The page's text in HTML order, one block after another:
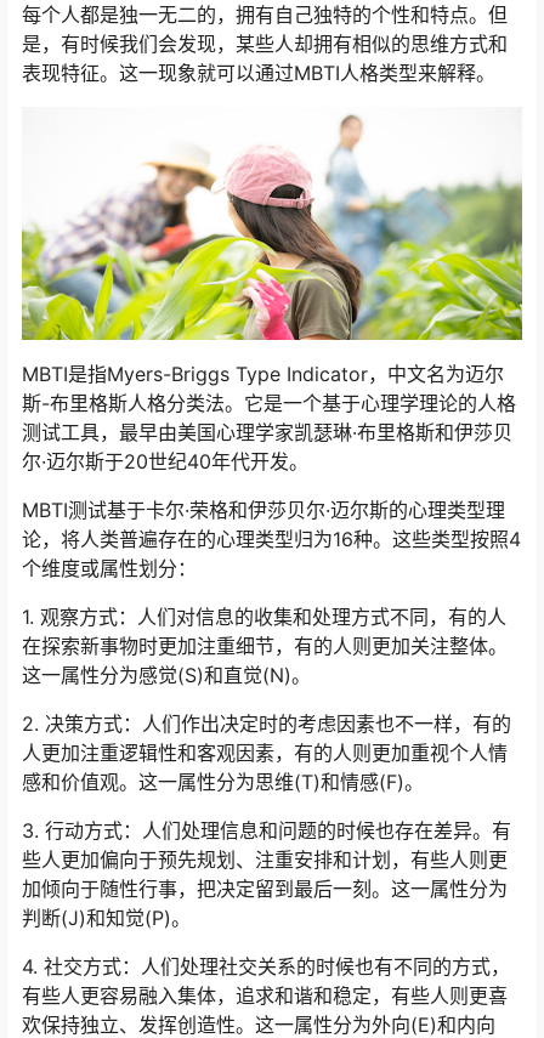
每个人都是独一无二的，拥有自己独特的个性和特点。但
是，有时候我们会发现，某些人却拥有相似的思维方式和
表现特征。这一现象就可以通过MBTI人格类型来解释。
MBTI是指Myers-Briggs Type Indicator，中文名为迈尔
斯-布里格斯人格分类法。它是一个基于心理学理论的人格
测试工具，最早由美国心理学家凯瑟琳·布里格斯和伊莎贝
尔·迈尔斯于20世纪40年代开发。
MBTI测试基于卡尔·荣格和伊莎贝尔·迈尔斯的心理类型理
论，将人类普遍存在的心理类型归为16种。这些类型按照4
个维度或属性划分：
1. 观察方式：人们对信息的收集和处理方式不同，有的人
在探索新事物时更加注重细节，有的人则更加关注整体。
这一属性分为感觉(S)和直觉(N)。
2. 决策方式：人们作出决定时的考虑因素也不一样，有的
人更加注重逻辑性和客观因素，有的人则更加重视个人情
感和价值观。这一属性分为思维(T)和情感(F)。
3. 行动方式：人们处理信息和问题的时候也存在差异。有
些人更加偏向于预先规划、注重安排和计划，有些人则更
加倾向于随性行事，把决定留到最后一刻。这一属性分为
判断(J)和知觉(P)。
4. 社交方式：人们处理社交关系的时候也有不同的方式，
有些人更容易融入集体，追求和谐和稳定，有些人则更喜
欢保持独立、发挥创造性。这一属性分为外向(E)和内向